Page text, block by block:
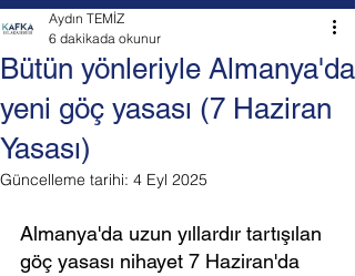
Bütün yönleriyle Almanya'da
yeni göç yasası (7 Haziran
Yasası)
Aydın TEMİZ
6 dakikada okunur
Güncelleme tarihi: 4 Eyl 2025
Almanya'da uzun yıllardır tartışılan
göç yasası nihayet 7 Haziran'da